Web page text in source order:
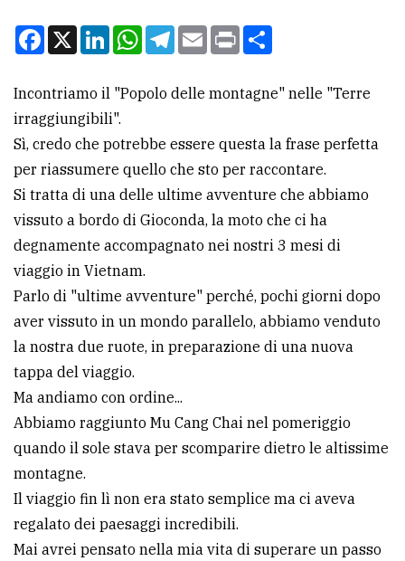
Per
tua
pubblicità
CERCA
Cerca
per
comune
Ricerca
avanzata
LE
ALTRE
TESTATE
Facebook
X LinkedInWhatsApp
Telegram
EmailPrint
Incontriamo il "Popolo delle montagne" nelle "Terre
irraggiungibili".
Sì, credo che potrebbe essere questa la frase perfetta
per riassumere quello che sto per raccontare.
Si tratta di una delle ultime avventure che abbiamo
vissuto a bordo di Gioconda, la moto che ci ha
degnamente accompagnato nei nostri 3 mesi di
viaggio in Vietnam.
Parlo di "ultime avventure" perché, pochi giorni dopo
aver vissuto in un mondo parallelo, abbiamo venduto
la nostra due ruote, in preparazione di una nuova
tappa del viaggio.
Ma andiamo con ordine...
Abbiamo raggiunto Mu Cang Chai nel pomeriggio
quando il sole stava per scomparire dietro le altissime
montagne.
Il viaggio fin lì non era stato semplice ma ci aveva
regalato dei paesaggi incredibili.
Mai avrei pensato nella mia vita di superare un passo